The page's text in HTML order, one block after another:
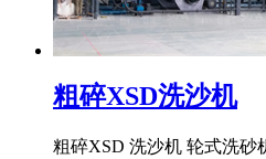
粗碎XSD洗沙机
粗碎XSD 洗沙机 轮式洗砂